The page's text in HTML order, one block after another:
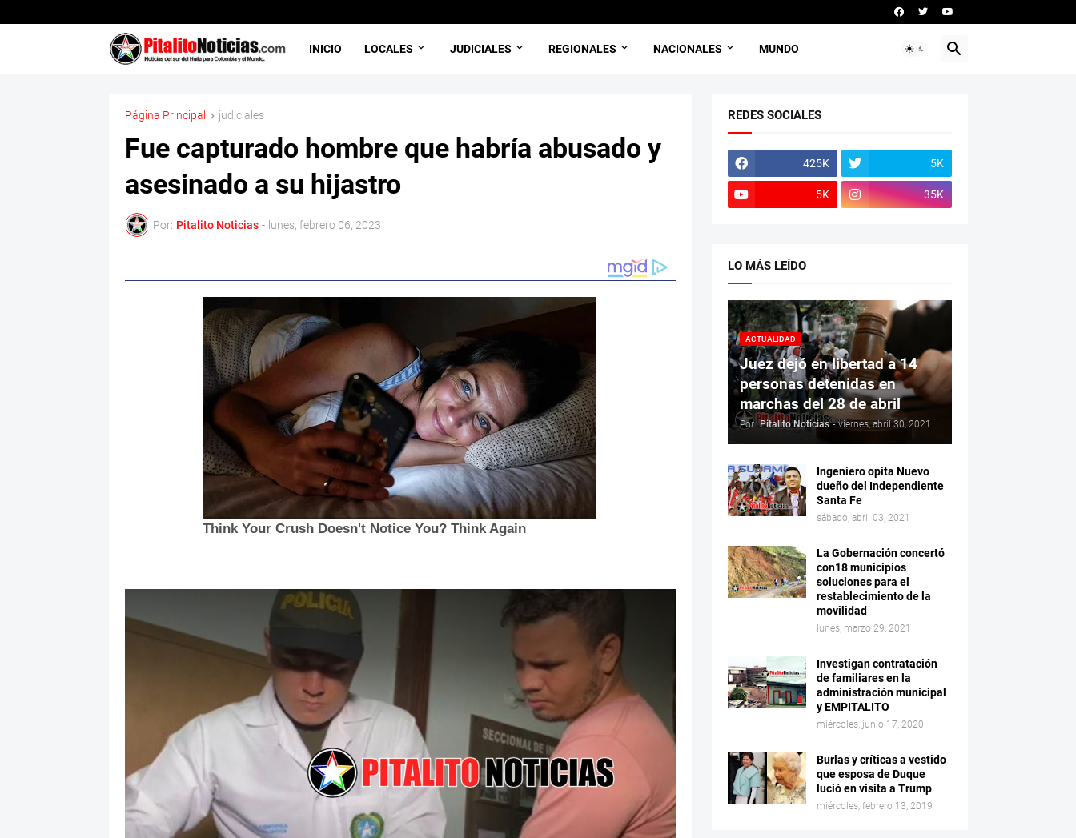
INICIO LOCALES JUDICIALES REGIONALES NACIONALES MUNDO
Página Principal judiciales
Fue capturado hombre que habría abusado y
asesinado a su hijastro
Por: Pitalito Noticias - lunes, febrero 06, 2023
REDES SOCIALES
425K 5K
5K 35K
LO MÁS LEÍDO
ACTUALIDAD
Juez dejó en libertad a 14
personas detenidas en
marchas del 28 de abril
Por: Pitalito Noticias - viernes, abril 30, 2021
Ingeniero opita Nuevo
dueño del Independiente
Santa Fe
sábado, abril 03, 2021
La Gobernación concertó
con18 municipios
soluciones para el
restablecimiento de la
movilidad
lunes, marzo 29, 2021
Investigan contratación
de familiares en la
administración municipal
y EMPITALITO
miércoles, junio 17, 2020
Burlas y críticas a vestido
que esposa de Duque
lució en visita a Trump
miércoles, febrero 13, 2019